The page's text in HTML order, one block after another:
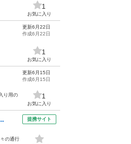
1
お気に入り
更新6月22日
作成6月22日
1
お気に入り
り用の
更新6月15日
作成6月15日
1
お気に入り
の通行
提携サイト